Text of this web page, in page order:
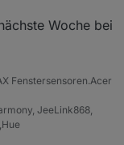
Woche bei
Fenstersensoren.Acer
JeeLink868,